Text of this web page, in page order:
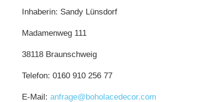
Inhaberin: Sandy Lünsdorf
Madamenweg 111
38118 Braunschweig
Telefon: 0160 910 256 77
E-Mail: anfrage@boholacedecor.com